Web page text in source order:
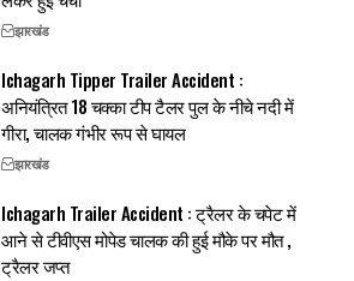
झारखंड
Ichagarh Tipper Trailer Accident :
अनियंत्रित 18 चक्का टीप टैलर पुल के नीचे नदी में
गीरा, चालक गंभीर रूप से घायल
झारखंड
Ichagarh Trailer Accident : ट्रैलर के चपेट में
आने से टीवीएस मोपेड चालक की हुई मौके पर मौत ,
ट्रैलर जप्त